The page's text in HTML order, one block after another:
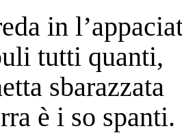
in
tutti quanti,
sbarazzata
è i so spanti.